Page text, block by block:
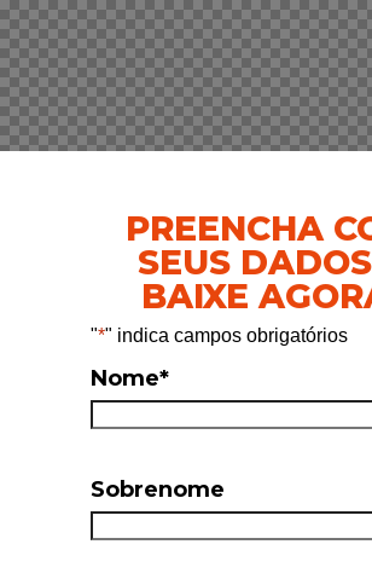
PREENCHA
SEUS
BAIXE
"*" indica campos obrigatórios
Nome*
Sobrenome